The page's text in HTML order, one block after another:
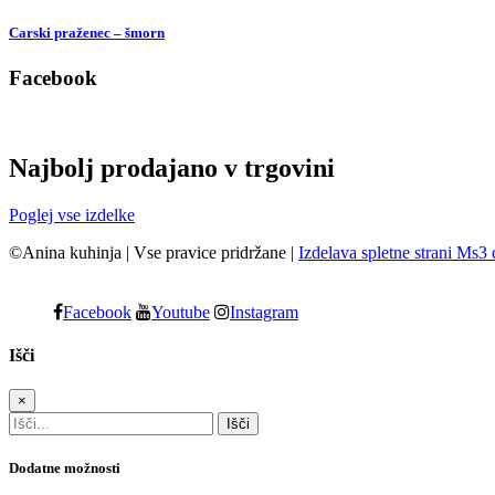
Carski praženec – šmorn
Facebook
Najbolj prodajano v trgovini
Poglej vse izdelke
©Anina kuhinja | Vse pravice pridržane | Izdelava spletne strani Ms3
Facebook Youtube Instagram
Išči
×
Dodatne možnosti